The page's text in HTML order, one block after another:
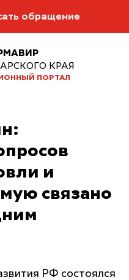
обращение
КРАЯ
ПОРТАЛ
и
связано
РФ состоялся